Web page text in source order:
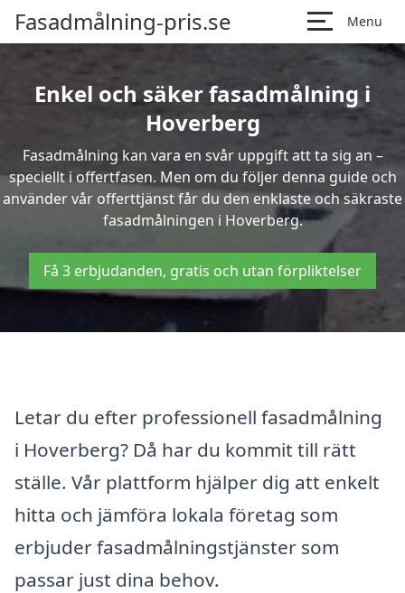
Fasadmålning-pris.se Menu
Enkel och säker fasadmålning i
Hoverberg
Fasadmålning kan vara en svår uppgift att ta sig an –
speciellt i offertfasen. Men om du följer denna guide och
använder vår offerttjänst får du den enklaste och säkraste
fasadmålningen i Hoverberg.
Få 3 erbjudanden, gratis och utan förpliktelser
Letar du efter professionell fasadmålning
i Hoverberg? Då har du kommit till rätt
ställe. Vår plattform hjälper dig att enkelt
hitta och jämföra lokala företag som
erbjuder fasadmålningstjänster som
passar just dina behov.